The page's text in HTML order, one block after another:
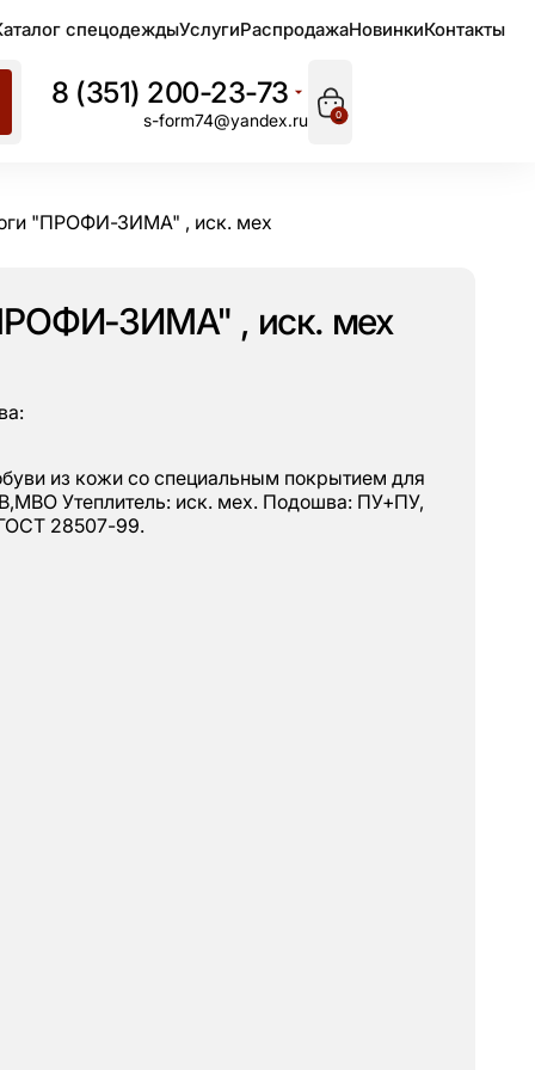
спецодеждыУслугиРаспродажаНовинкиКонтакты
8 (351) 200-23-73
s-form74@yandex.ru 0
"ПРОФИ-ЗИМА" , иск. мех
ЗИМА" , иск. мех
из кожи со специальным покрытием для
Утеплитель: иск. мех. Подошва: ПУ+ПУ,
28507-99.